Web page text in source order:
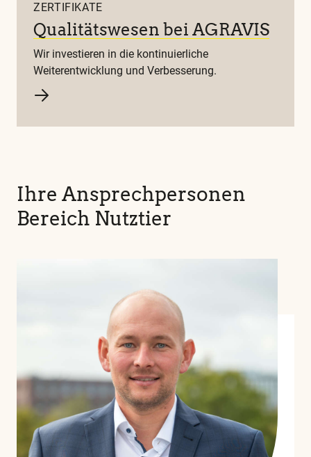
ZERTIFIKATE
Qualitätswesen bei AGRAVIS
Wir investieren in die kontinuierliche
Weiterentwicklung und Verbesserung.
Ihre Ansprechpersonen
Bereich Nutztier